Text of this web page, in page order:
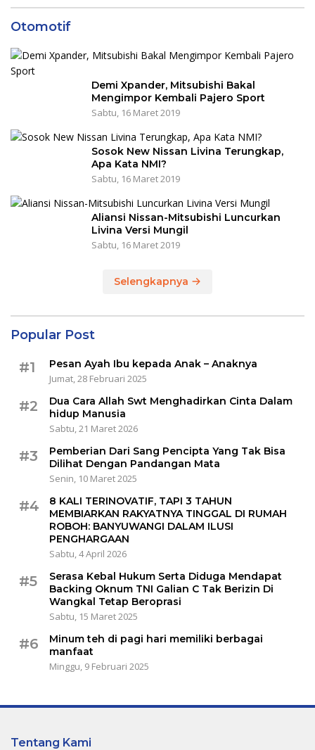
Otomotif
Demi Xpander, Mitsubishi Bakal
Mengimpor Kembali Pajero Sport
Sabtu, 16 Maret 2019
Sosok New Nissan Livina Terungkap,
Apa Kata NMI?
Sabtu, 16 Maret 2019
Aliansi Nissan-Mitsubishi Luncurkan
Livina Versi Mungil
Sabtu, 16 Maret 2019
Selengkapnya
Popular Post
#1
Pesan Ayah Ibu kepada Anak – Anaknya
Jumat, 28 Februari 2025
#2
Dua Cara Allah Swt Menghadirkan Cinta Dalam
hidup Manusia
Sabtu, 21 Maret 2026
#3
Pemberian Dari Sang Pencipta Yang Tak Bisa
Dilihat Dengan Pandangan Mata
Senin, 10 Maret 2025
#4
8 KALI TERINOVATIF, TAPI 3 TAHUN
MEMBIARKAN RAKYATNYA TINGGAL DI RUMAH
ROBOH: BANYUWANGI DALAM ILUSI
PENGHARGAAN
Sabtu, 4 April 2026
#5
Serasa Kebal Hukum Serta Diduga Mendapat
Backing Oknum TNI Galian C Tak Berizin Di
Wangkal Tetap Beroprasi
Sabtu, 15 Maret 2025
#6
Minum teh di pagi hari memiliki berbagai
manfaat
Minggu, 9 Februari 2025
Tentang Kami